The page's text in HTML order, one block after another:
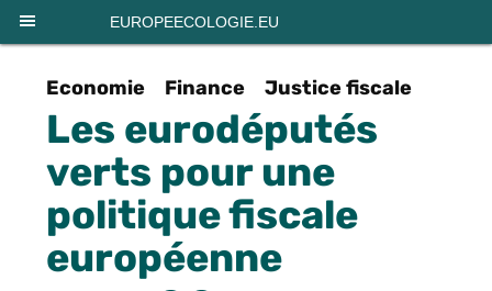
EUROPEECOLOGIE.EU
Economie Finance Justice fiscale
Les eurodéputés
verts pour une
politique fiscale
européenne